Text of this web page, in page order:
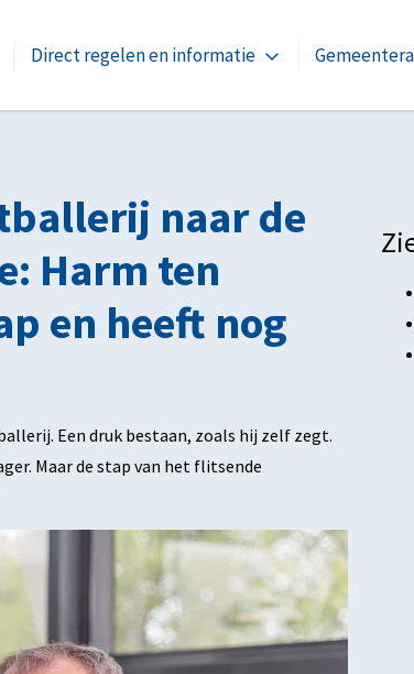
Direct regelen en informatie
naar de
Harm ten
en heeft nog
Een druk bestaan, zoals hij zelf zegt.
Maar de stap van het flitsende